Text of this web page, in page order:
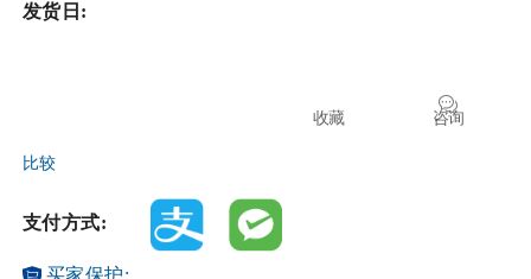
发货日:
咨询
收藏
比较
支付方式: